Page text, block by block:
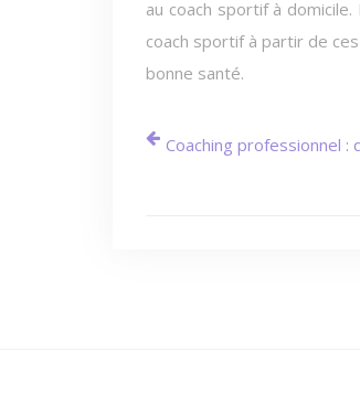
au coach sportif à
coach sportif à partir de
bonne santé.
Coaching professionnel :